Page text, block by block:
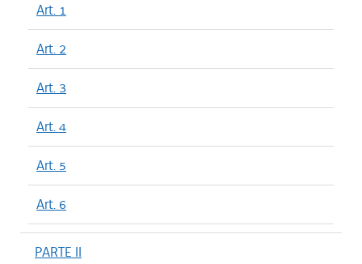
Art. 1
Art. 2
Art. 3
Art. 4
Art. 5
Art. 6
PARTE II